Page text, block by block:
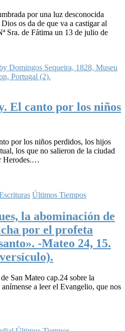
por una luz desconocida
os da de que va a castigar al
Sra. de Fátima un 13 de julio de
El canto por los niños
por los niños perdidos, los hijos
los que no salieron de la ciudad
Herodes.…
Últimos Tiempos
la abominación de
por el profeta
-Mateo 24, 15.
San Mateo cap.24 sobre la
a leer el Evangelio, que nos